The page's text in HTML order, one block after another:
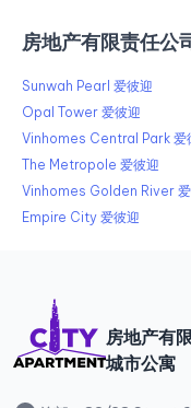
房地产有限责任公
Sunwah Pearl 爱彼迎
Opal Tower 爱彼迎
Vinhomes Central Park 爱
The Metropole 爱彼迎
Vinhomes Golden River 爱
Empire City 爱彼迎
房地产有
城市公寓